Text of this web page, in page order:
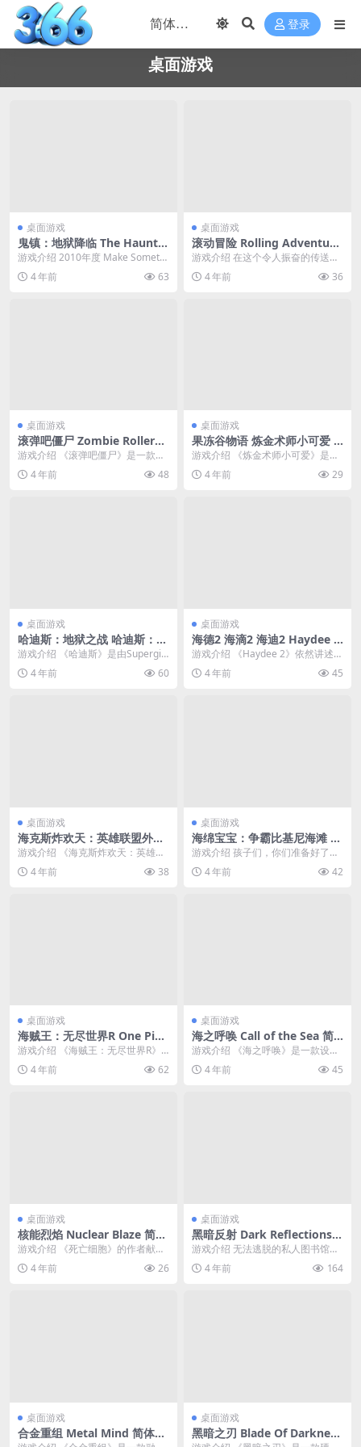
登录
桌面游戏
桌面游戏
鬼镇：地狱降临 The Haunte
d: Hells Reach 简体中文绿色
游戏介绍 2010年度 Make Somethi
ng Unreal 竞赛的赢家，...
4 年前 63
桌面游戏
滚动冒险 Rolling Adventure
简体中文绿色版
游戏介绍 在这个令人振奋的传送带
平台游戏中，精确驾驶、跳跃和加
速前进。小心翼翼地...
4 年前 36
桌面游戏
滚弹吧僵尸 Zombie Rollerz:
Pinball Heroes 简体中文绿色
版
游戏介绍 《滚弹吧僵尸》是一款结
合了Roguelike元素、使用丰富的弹
珠技能来...
4 年前 48
桌面游戏
果冻谷物语 炼金术师小可爱 A
lchemic Cutie 简体中文绿色
版
游戏介绍 《炼金术师小可爱》是一
款像素画面休闲角色扮演游戏，故
事发生在色彩缤纷的...
4 年前 29
桌面游戏
哈迪斯：地狱之战 哈迪斯：杀
出地狱 Hades 简体中文绿色
版
游戏介绍 《哈迪斯》是由Supergia
nt Games制作的一款快节奏动作游
戏...4 年前 60
桌面游戏
海德2 海滴2 海迪2 Haydee 2
简体中文绿色版
游戏介绍 《Haydee 2》依然讲述了
性感的女主角被莫名其妙的关在了
一个奇怪的...
4 年前 45
桌面游戏
海克斯炸欢天：英雄联盟外传
Hextech Mayhem: A Leagu
文绿色版
游戏介绍 《海克斯炸欢天：英雄联
盟外传》是一款动作类音乐游戏，
跟随音乐节拍，爆破...
4 年前 38
桌面游戏
海绵宝宝：争霸比基尼海滩 S
pongeBob SquarePants: Ba
中文绿色版
游戏介绍 孩子们，你们准备好了
吗？这款忠实再现《海绵宝宝》奇
妙历险记的小众经典游...
4 年前 42
桌面游戏
海贼王：无尽世界R One Piec
e: Unlimited World Red 简
体中文绿色版
游戏介绍 《海贼王：无尽世界R》
是之前《海贼王：无尽航海SP》的
续作，故事以路飞...
4 年前 62
桌面游戏
海之呼唤 Call of the Sea 简
体中文绿色版
游戏介绍 《海之呼唤》是一款设定
在20世纪30年代的第一人称冒险解
谜游戏，玩家在...
4 年前 45
桌面游戏
核能烈焰 Nuclear Blaze 简体
中文绿色版
游戏介绍 《死亡细胞》的作者献上
一款独一无二的2D消防游戏，令你
化身消防人员，直...
4 年前 26
桌面游戏
黑暗反射 Dark Reflections
简体中文绿色版
游戏介绍 无法逃脱的私人图书馆
中，发生了诡异的连续杀人事件。
当粮食耗尽时，图书...
4 年前 164
桌面游戏
合金重组 Metal Mind 简体中
桌面游戏
黑暗之刃 Blade Of Darkness